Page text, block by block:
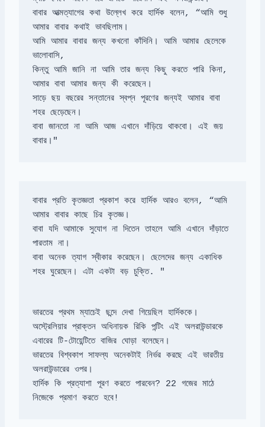
বাবার আত্মত্যাগের কথা উল্লেখ করে হার্দিক বলেন, “আমি শুধু
আমি আমার বাবার জন্য কখনো কাঁদিনি। আমি আমার ছেলেকে
ভালোবাসি,
কিন্তু আমি জানি না আমি তার জন্য কিছু করতে পারি কিনা,
সাড়ে ছয় বছরের সন্তানের স্বপ্ন পূরণের জন্যই আমার বাবা
বাবা জানতো না আমি আজ এখানে দাঁড়িয়ে থাকবো। এই জয়
বাবার।"
বাবার প্রতি কৃতজ্ঞতা প্রকাশ করে হার্দিক আরও বলেন, “আমি
বাবা যদি আমাকে সুযোগ না দিতেন তাহলে আমি এখানে দাঁড়াতে
বাবা অনেক ত্যাগ স্বীকার করেছেন। ছেলেদের জন্য একাধিক
শহর ঘুরেছেন। এটা একটা বড় চুক্তি. "
অস্ট্রেলিয়ার প্রাক্তন অধিনায়ক রিকি পন্টিং এই অলরাউন্ডারকে
ভারতের বিশ্বকাপ সাফল্য অনেকটাই নির্ভর করছে এই ভারতীয়
হার্দিক কি প্রত্যাশা পূরণ করতে পারবেন? 22 গজের মাঠে
নিজেকে প্রমাণ করতে হবে!